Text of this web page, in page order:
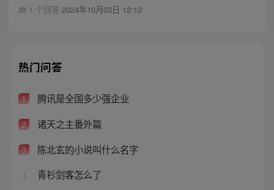
1 个回答 2024年10月03日 12:12
热门问答
1 腾讯是全国多少强企业
2 诸天之主番外篇
3 陈北玄的小说叫什么名字
4 青衫剑客怎么了